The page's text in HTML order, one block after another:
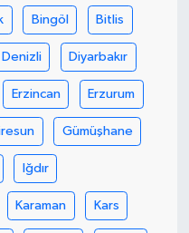
Bingöl Bitlis
Denizli Diyarbakır
Erzincan Erzurum
Gümüşhane
Iğdır
Karaman Kars